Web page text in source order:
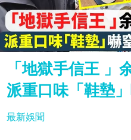
「地獄手信王 」
派重口味「鞋墊
最新娛聞